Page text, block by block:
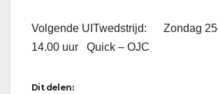
Volgende UITwedstrijd: Zondag
14.00 uur Quick – OJC
Dit delen: